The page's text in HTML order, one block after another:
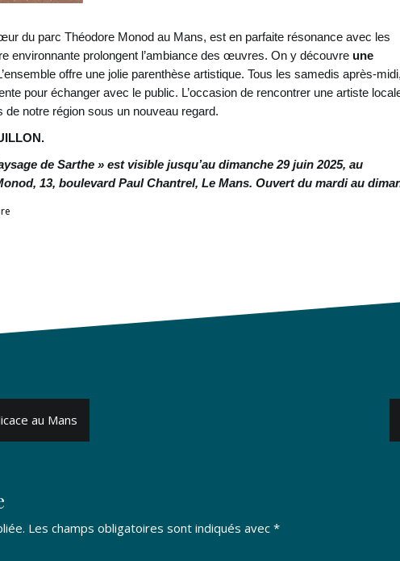
du parc Théodore Monod au Mans, est en parfaite résonance avec les
environnante prolongent l’ambiance des œuvres. On y découvre une
offre une jolie parenthèse artistique. Tous les samedis après-midi,
pour échanger avec le public. L’occasion de rencontrer une artiste
notre région sous un nouveau regard.
de Sarthe » est visible jusqu’au dimanche 29 juin 2025, au
13, boulevard Paul Chantrel, Le Mans. Ouvert du mardi au
au Mans
Les champs obligatoires sont indiqués avec *